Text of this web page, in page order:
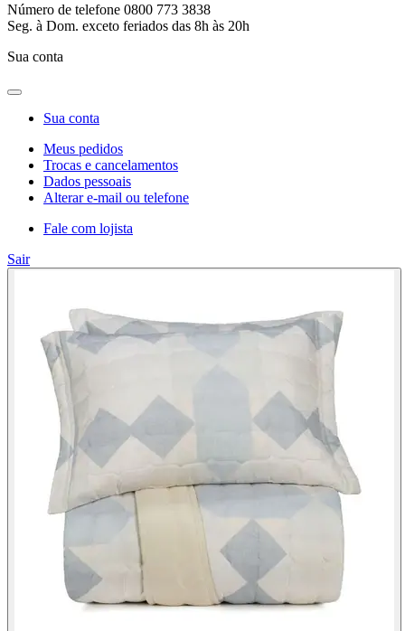
Número de telefone 0800 773 3838
Seg. à Dom. exceto feriados das 8h às 20h
Sua conta
Sua conta
Meus pedidos
Trocas e cancelamentos
Dados pessoais
Alterar e-mail ou telefone
Fale com lojista
Sair